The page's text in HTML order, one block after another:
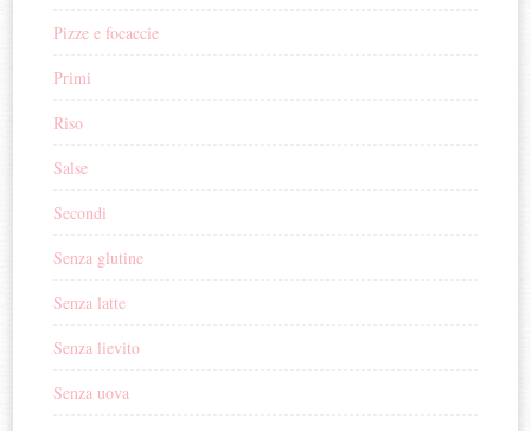
Pizze e focaccie
Primi
Riso
Salse
Secondi
Senza glutine
Senza latte
Senza lievito
Senza uova